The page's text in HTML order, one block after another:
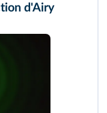
d'Airy